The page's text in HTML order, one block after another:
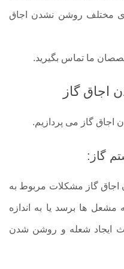
روشن نشدن اجاق
ما تماس بگیرید.
گاز می پردازیم.
گاز مشکلات مربوط به
ها برسد یا به اندازه
شعله و روشن شدن